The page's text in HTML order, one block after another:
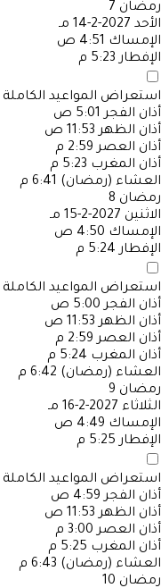
رمضان 7
الأحد 2027-2-14 مـ
الإمساك 4:51 ص
الإفطار 5:23 م
استعراض المواعيد الكاملة
أذان الفجر 5:01 ص
أذان الظهر 11:53 ص
أذان العصر 2:59 م
أذان المغرب 5:23 م
العشاء (رمضان) 6:41 م
رمضان 8
الاثنين 2027-2-15 مـ
الإمساك 4:50 ص
الإفطار 5:24 م
استعراض المواعيد الكاملة
أذان الفجر 5:00 ص
أذان الظهر 11:53 ص
أذان العصر 2:59 م
أذان المغرب 5:24 م
العشاء (رمضان) 6:42 م
رمضان 9
الثلاثاء 2027-2-16 مـ
الإمساك 4:49 ص
الإفطار 5:25 م
استعراض المواعيد الكاملة
أذان الفجر 4:59 ص
أذان الظهر 11:53 ص
أذان العصر 3:00 م
أذان المغرب 5:25 م
العشاء (رمضان) 6:43 م
رمضان 10